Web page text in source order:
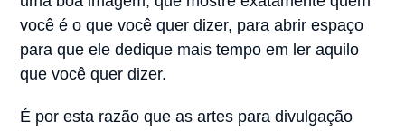
você é o que você quer dizer, para abrir espaço
para que ele dedique mais tempo em ler aquilo
que você quer dizer.
É por esta razão que as artes para divulgação